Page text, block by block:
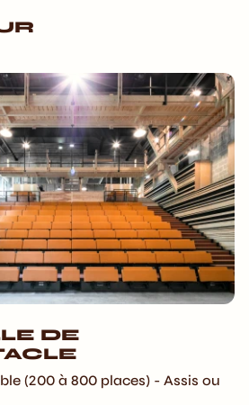
DE
(200 à 800 places) - Assis ou